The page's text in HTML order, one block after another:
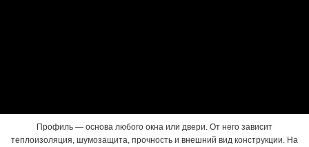
Профиль — основа любого окна или двери. От него зависит
теплоизоляция, шумозащита, прочность и внешний вид конструкции. На